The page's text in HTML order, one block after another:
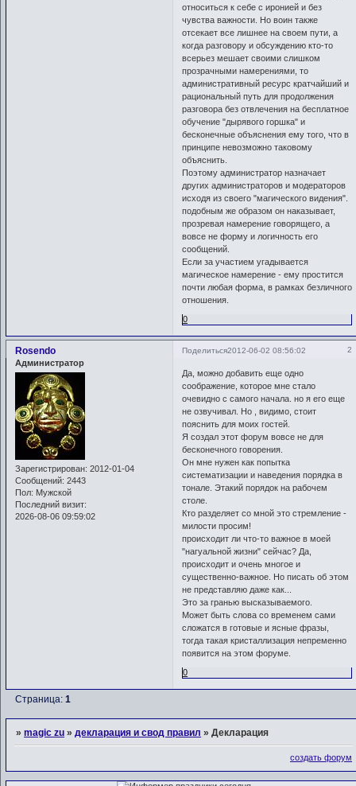
относиться к себе с иронией и без
чувства важности. Но воин также
отсекает все лишнее на своем пути, а
когда разговору и обсуждению кто-то
всерьез мешает своими слишком
прозрачными намерениями, то
административный ресурс кратчайший и
рациональный путь для продолжения
разговора без отвлечения на бесплатное
обучение "дырявого горшка" и
бесконечные объяснения ему того, что в
принципе невозможно таковому
объяснить.
Поэтому администратор назначает
других администраторов и модераторов
исходя из своего "магического видения".
подобным же образом он наказывает,
прозревая намерение говорящего, а
вовсе не форму и логичность его
сообщений.
Если за участием угадывается
магическое намерение - ему простится
почти любая форма, в рамках безличного
отношения.
0
Поделиться 2
2012-06-02 08:56:02
Rosendo
Администратор
Зарегистрирован: 2012-01-04
Сообщений: 2443
Пол: Мужской
Последний визит:
2026-08-06 09:59:02
Да, можно добавить еще одно
соображение, которое мне стало
очевидно с самого начала. но я его еще
не озвучивал. Но , видимо, стоит
пояснить для моих гостей.
Я создал этот форум вовсе не для
бесконечного говорения.
Он мне нужен как попытка
систематизации и наведения порядка в
тонале. Этакий порядок на рабочем
столе.
Кто разделяет со мной это стремление -
милости просим!
происходит ли что-то важное в моей
"нагуальной жизни" сейчас? Да,
происходит и очень многое и
существенно-важное. Но писать об этом
не представляю даже как...
Это за гранью высказываемого.
Может быть слова со временем сами
сложатся в готовые и ясные фразы,
тогда такая кристаллизация непременно
появится на этом форуме.
0
Страница:1
»magic zu »декларация и свод правил »Декларация
создать форум